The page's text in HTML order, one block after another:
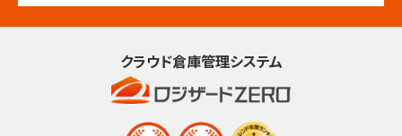
クラウド倉庫管理システム